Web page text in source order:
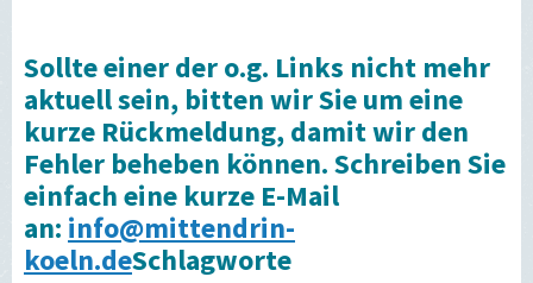
Sollte einer der o.g. Links nicht mehr
aktuell sein, bitten wir Sie um eine
kurze Rückmeldung, damit wir den
Fehler beheben können. Schreiben Sie
einfach eine kurze E-Mail
an:info@mittendrin-
koeln.deSchlagworte